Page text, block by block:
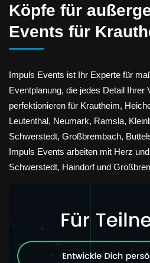
Köpfe für
Events für
Impuls Events ist Ihr Experte für
Eventplanung, die jedes Detail Ihrer
perfektionieren für Krautheim,
Leutenthal, Neumark, Ramsla,
Schwerstedt, Großbrembach,
Impuls Events arbeiten mit Herz
Schwerstedt, Haindorf und